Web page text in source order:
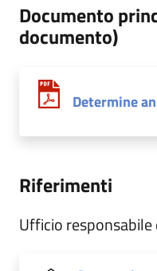
Documento
documento)
Determine
Riferimenti
Ufficio